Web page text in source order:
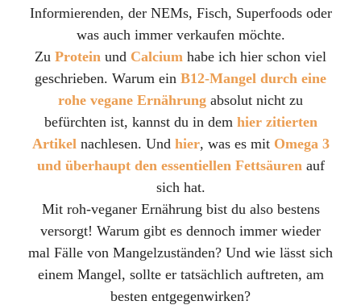
Informierenden, der NEMs, Fisch, Superfoods oder
was auch immer verkaufen möchte.
Zu Protein und Calcium habe ich hier schon viel
geschrieben. Warum ein B12-Mangel durch eine
rohe vegane Ernährung absolut nicht zu
befürchten ist, kannst du in dem hier zitierten
Artikel nachlesen. Und hier, was es mit Omega 3
und überhaupt den essentiellen Fettsäuren auf
sich hat.
Mit roh-veganer Ernährung bist du also bestens
versorgt! Warum gibt es dennoch immer wieder
mal Fälle von Mangelzuständen? Und wie lässt sich
einem Mangel, sollte er tatsächlich auftreten, am
besten entgegenwirken?